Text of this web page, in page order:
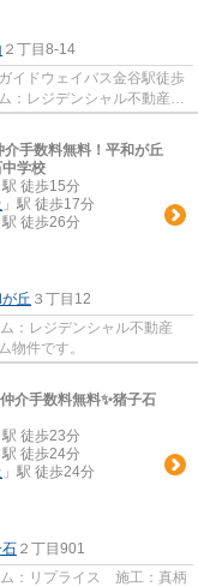
２丁目8-14
イドウェイバス金谷駅徒歩
ム：レジデンシャル不動産
介手数料無料！平和が丘
学校
駅 徒歩15分
」駅 徒歩17分
駅 徒歩26分
丘 ３丁目12
：レジデンシャル不動産
物件です。
介手数料無料✨️猪子石
駅 徒歩23分
駅 徒歩24分
」駅 徒歩24分
２丁目901
：リプライス 施工：真柄